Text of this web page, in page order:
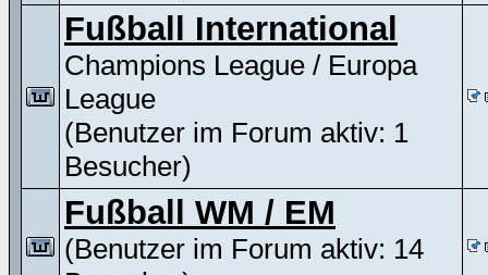
Fußball International
Champions League / Europa
League
(Benutzer im Forum aktiv: 1
Besucher)
Fußball WM / EM
(Benutzer im Forum aktiv: 14